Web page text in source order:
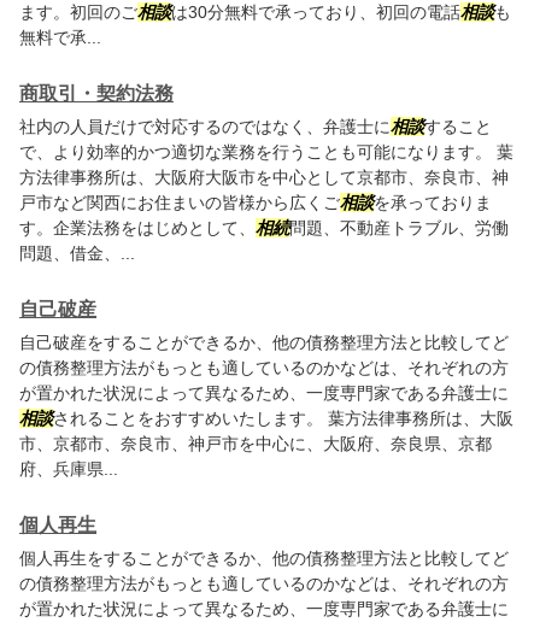
ます。初回のご相談は30分無料で承っており、初回の電話相談も
無料で承...
商取引・契約法務
社内の人員だけで対応するのではなく、弁護士に相談すること
で、より効率的かつ適切な業務を行うことも可能になります。 葉
方法律事務所は、大阪府大阪市を中心として京都市、奈良市、神
戸市など関西にお住まいの皆様から広くご相談を承っておりま
す。企業法務をはじめとして、 相続問題、不動産トラブル、労働
問題、借金、...
自己破産
自己破産をすることができるか、他の債務整理方法と比較してど
の債務整理方法がもっとも適しているのかなどは、それぞれの方
が置かれた状況によって異なるため、一度専門家である弁護士に
相談されることをおすすめいたします。 葉方法律事務所は、大阪
市、京都市、奈良市、神戸市を中心に、大阪府、奈良県、京都
府、兵庫県...
個人再生
個人再生をすることができるか、他の債務整理方法と比較してど
の債務整理方法がもっとも適しているのかなどは、それぞれの方
が置かれた状況によって異なるため、一度専門家である弁護士に